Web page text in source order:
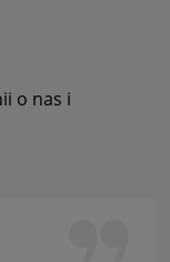
o nas i